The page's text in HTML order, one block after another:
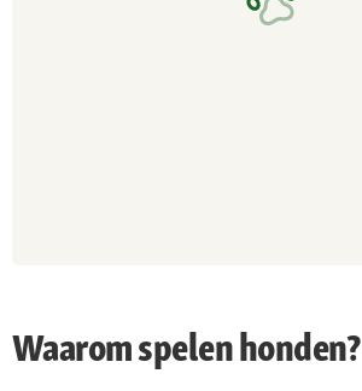
Waarom spelen honden?